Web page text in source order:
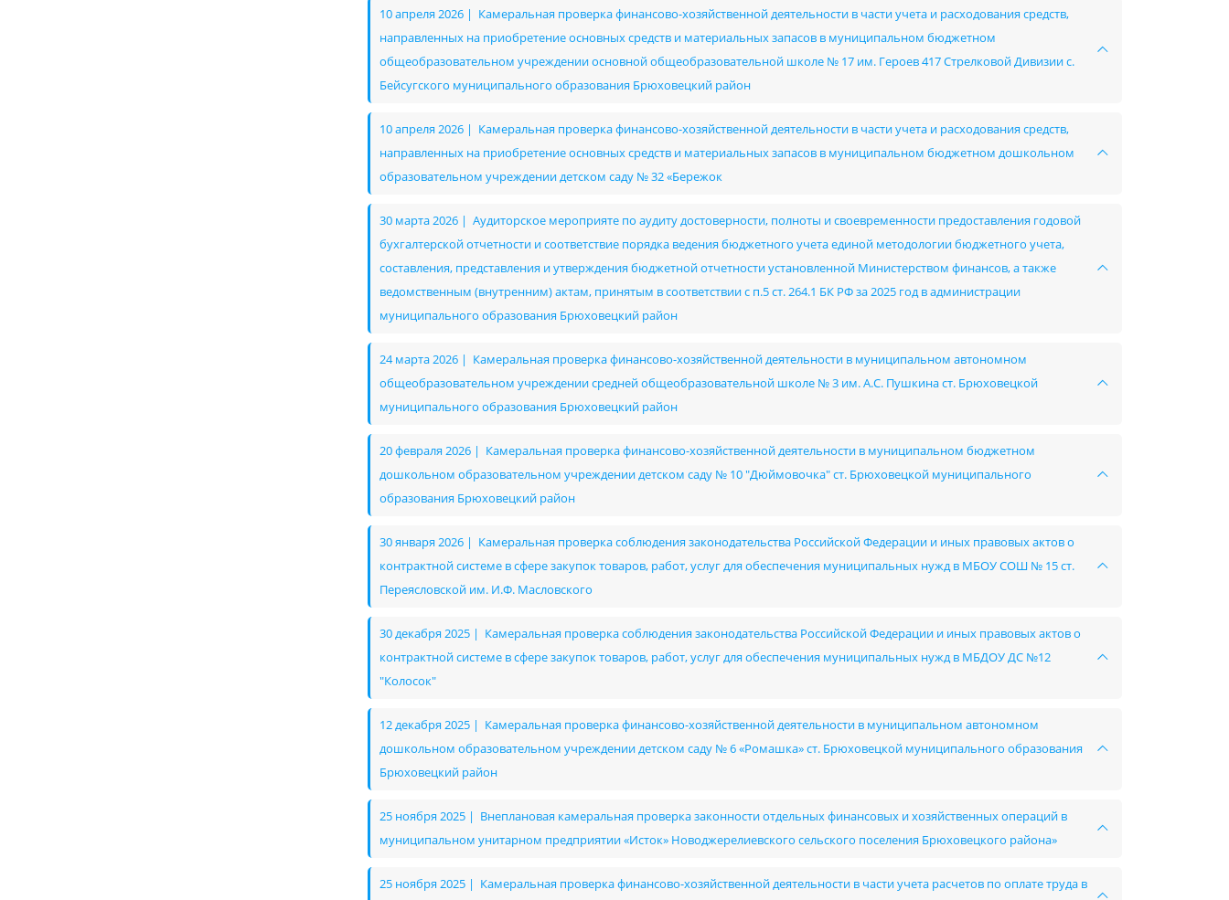
10 апреля 2026 | Камеральная проверка финансово-хозяйственной деятельности в части учета и расходования средств,
направленных на приобретение основных средств и материальных запасов в муниципальном бюджетном
общеобразовательном учреждении основной общеобразовательной школе № 17 им. Героев 417 Стрелковой Дивизии с.
Бейсугского муниципального образования Брюховецкий район
10 апреля 2026 | Камеральная проверка финансово-хозяйственной деятельности в части учета и расходования средств,
направленных на приобретение основных средств и материальных запасов в муниципальном бюджетном дошкольном
образовательном учреждении детском саду № 32 «Бережок
30 марта 2026 | Аудиторское мероприяте по аудиту достоверности, полноты и своевременности предоставления годовой
бухгалтерской отчетности и соответствие порядка ведения бюджетного учета единой методологии бюджетного учета,
составления, представления и утверждения бюджетной отчетности установленной Министерством финансов, а также
ведомственным (внутренним) актам, принятым в соответствии с п.5 ст. 264.1 БК РФ за 2025 год в администрации
муниципального образования Брюховецкий район
24 марта 2026 | Камеральная проверка финансово-хозяйственной деятельности в муниципальном автономном
общеобразовательном учреждении средней общеобразовательной школе № 3 им. А.С. Пушкина ст. Брюховецкой
муниципального образования Брюховецкий район
20 февраля 2026 | Камеральная проверка финансово-хозяйственной деятельности в муниципальном бюджетном
дошкольном образовательном учреждении детском саду № 10 "Дюймовочка" ст. Брюховецкой муниципального
образования Брюховецкий район
30 января 2026 | Камеральная проверка соблюдения законодательства Российской Федерации и иных правовых актов о
контрактной системе в сфере закупок товаров, работ, услуг для обеспечения муниципальных нужд в МБОУ СОШ № 15 ст.
Переясловской им. И.Ф. Масловского
30 декабря 2025 | Камеральная проверка соблюдения законодательства Российской Федерации и иных правовых актов о
контрактной системе в сфере закупок товаров, работ, услуг для обеспечения муниципальных нужд в МБДОУ ДС №12
"Колосок"
12 декабря 2025 | Камеральная проверка финансово-хозяйственной деятельности в муниципальном автономном
дошкольном образовательном учреждении детском саду № 6 «Ромашка» ст. Брюховецкой муниципального образования
Брюховецкий район
25 ноября 2025 | Внеплановая камеральная проверка законности отдельных финансовых и хозяйственных операций в
муниципальном унитарном предприятии «Исток» Новоджерелиевского сельского поселения Брюховецкого района»
25 ноября 2025 | Камеральная проверка финансово-хозяйственной деятельности в части учета расчетов по оплате труда в